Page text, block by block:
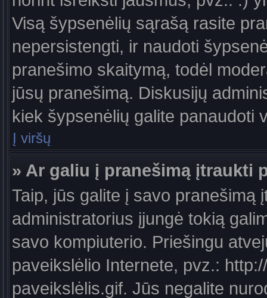
Visą šypsenėlių sąrašą rasite
nepersistengti, ir naudoti
pranešimo skaitymą, todėl
jūsų pranešimą. Diskusijų
kiek šypsenėlių galite panaudoti
Į viršų
» Ar galiu į pranešimą įtraukti
Taip, jūs galite į savo pranešimą
administratorius įjungė tokią
savo kompiuterio. Priešingu
paveikslėlio Internete, pvz.:
paveikslėlis.gif. Jūs negalite